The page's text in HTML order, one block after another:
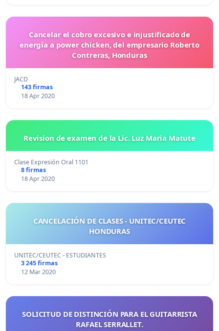
Cancelar el cobro excesivo e injustificado de
energía a power chicken, del empresario Roberto
Contreras, Honduras
JACD
143 firmas
18 Apr 2020
Revision de examen de la Lic. Luz Maria Matute
Clase Expresión Oral 1101
8 firmas
18 Apr 2020
CANCELACIÓN DE CLASES - UNITEC/CEUTEC
HONDURAS
UNITEC/CEUTEC - ESTUDIANTES
3 245 firmas
12 Mar 2020
SOLICITUD DE DISTINCIÓN PARA EL GUITARRISTA
RAFAEL SERRALLET.